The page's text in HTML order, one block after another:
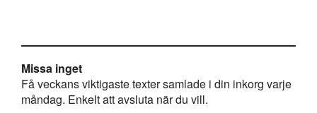
Missa inget
Få veckans viktigaste texter samlade i din inkorg varje
måndag. Enkelt att avsluta när du vill.